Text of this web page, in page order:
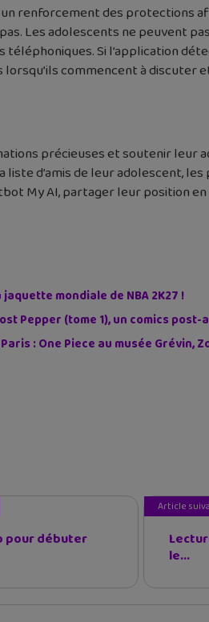
un renforcement des protections
Les adolescents ne peuvent
Si l’application
commencent à discuter
précieuses et soutenir leur
liste d’amis de leur adolescent,
My AI, partager leur
mondiale de NBA 2K27 !
Pepper (tome 1), un comics
: One Piece au musée Grévin,
pour débuter
Article
le...